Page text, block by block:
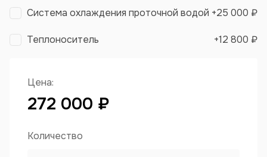
Система охлаждения проточной водой +25 000 ₽
Теплоноситель +12 800 ₽
Цена:
272 000 ₽
Количество